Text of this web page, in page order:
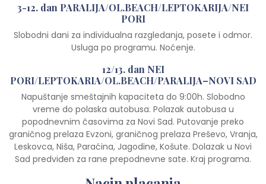
3-12. dan PARALIJA/OL.BEACH/LEPTOKARIJA/NEI
PORI
Slobodni dani za individualna razgledanja, posete i odmor.
Usluga po programu. Noćenje.
12/13. dan NEI
PORI/LEPTOKARIA/OL.BEACH/PARALIJA–NOVI SAD
Napuštanje smeštajnih kapaciteta do 9:00h. Slobodno
vreme do polaska autobusa. Polazak autobusa u
popodnevnim časovima za Novi Sad. Putovanje preko
graničnog prelaza Evzoni, graničnog prelaza Preševo, Vranja,
Leskovca, Niša, Paraćina, Jagodine, Košute. Dolazak u Novi
Sad predviđen za rane prepodnevne sate. Kraj programa.